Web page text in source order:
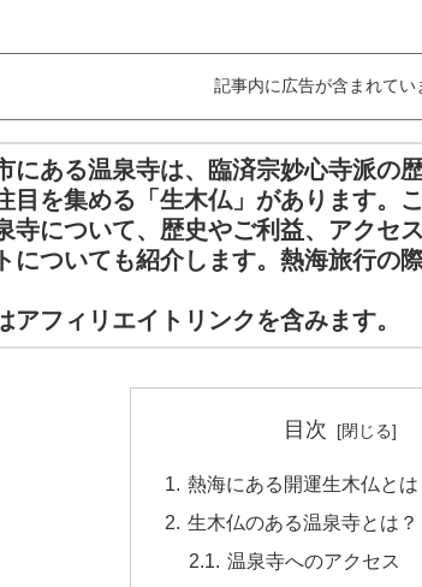
記事内に広告が含まれてい
にある温泉寺は、臨済宗妙心寺派の
目を集める「生木仏」があります。
寺について、歴史やご利益、アクセ
についても紹介します。熱海旅行の
フィリエイトリンクを含みます。
目次
熱海にある開運生木仏とは
生木仏のある温泉寺とは？
温泉寺へのアクセス